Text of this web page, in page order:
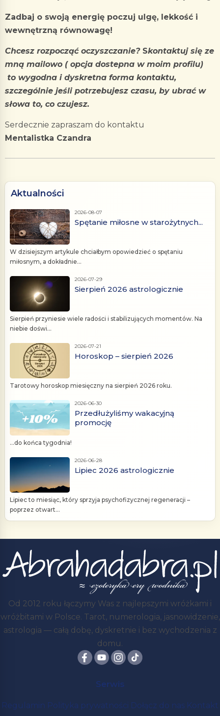
Zadbaj o swoją energię poczuj ulgę, lekkość i
wewnętrzną równowagę!
Chcesz rozpocząć oczyszczanie? Skontaktuj się ze
mną mailowo ( opcja dostepna w moim profilu)
to wygodna i dyskretna forma kontaktu,
szczególnie jeśli potrzebujesz czasu, by ubrać w
słowa to, co czujesz.
Serdecznie zapraszam do kontaktu
Mentalistka Czandra
Aktualności
2026-08-07
Spętanie miłosne w starożytnych...
W dzisiejszym artykule chciałbym opowiedzieć o spętaniu
miłosnym, a dokładnie...
2026-07-29
Sierpień 2026 astrologicznie
Sierpień przyniesie wiele radości i stabilizujących momentów. Na
niebie doświ...
2026-07-21
Horoskop – sierpień 2026
Tarotowy horoskop miesięczny na sierpień 2026 roku.
2026-06-30
Przedłużyliśmy wakacyjną
promocję
...do końca tygodnia!
2026-06-28
Lipiec 2026 astrologicznie
Lipiec to miesiąc, który sprzyja psychofizycznej regeneracji –
poprzez otwart...
Od 2012 roku łączymy Was z najlepszymi wróżkami i
wróżbitami w Polsce. Tarot, numerologia, jasnowidzenie,
astrologia — całą dobę, dyskretnie i bez wychodzenia z
domu.
Serwis
Regulamin Polityka prywatności Dołącz do nas Kontakt